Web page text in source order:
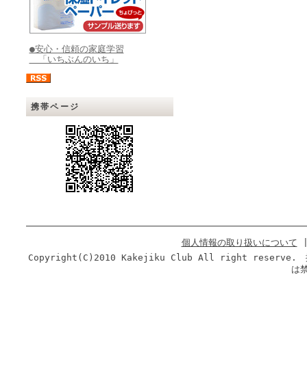
●安心・信頼の家庭学習
「いちぶんのいち」
携帯ページ
個人情報の取り扱いについて
Copyright(C)2010 Kakejiku Club All right reserve. 掛軸倶楽
は